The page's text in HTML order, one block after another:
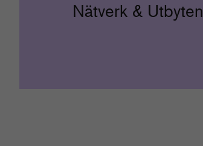
Nätverk & Utbyten